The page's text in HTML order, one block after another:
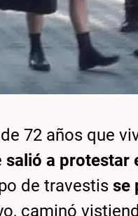
72 años que
salió a protestar
de travestisse
caminó